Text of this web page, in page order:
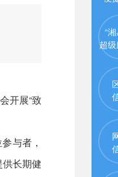
开展“致
与者，
长期健
“
超